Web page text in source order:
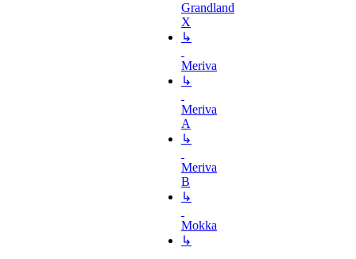
Grandland
X
↳
Meriva
↳
Meriva
A
↳
Meriva
B
↳
Mokka
↳